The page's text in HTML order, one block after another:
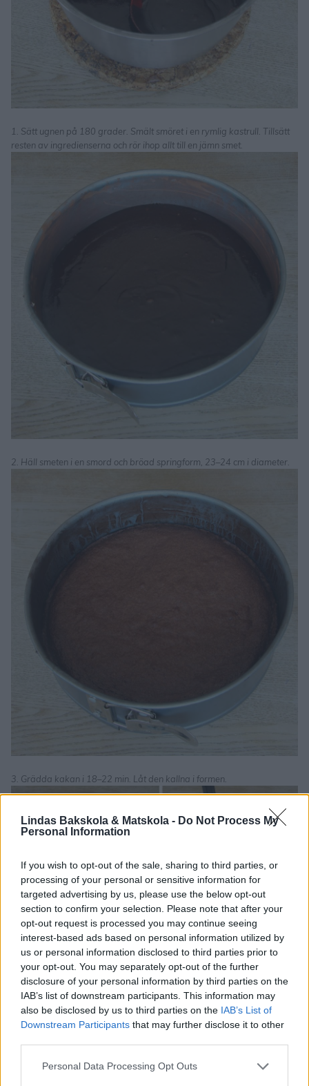
Lindas Bakskola & Matskola - Do Not Process My
Personal Information
If you wish to opt-out of the sale, sharing to third parties, or
processing of your personal or sensitive information for
targeted advertising by us, please use the below opt-out
section to confirm your selection. Please note that after your
opt-out request is processed you may continue seeing
interest-based ads based on personal information utilized by
us or personal information disclosed to third parties prior to
your opt-out. You may separately opt-out of the further
disclosure of your personal information by third parties on the
IAB’s list of downstream participants. This information may
also be disclosed by us to third parties on the IAB’s List of
Downstream Participants that may further disclose it to other
Personal Data Processing Opt Outs
1. Sätt ugnen på 180 grader. Smält smöret i en rymlig kastrull. Tillsätt
resten av ingredienserna och rör ihop allt till en jämn smet.
2. Häll smeten i en smord och bröad springform, 23–24 cm i diameter.
3. Grädda kakan i 18–22 min. Låt den kallna i formen.
4. Blanda alla ingredienserna utom smöret, i en kastrull. Koka upp det
och låt det puttra till ca 123 grader. Tag bort kastrullen från värmen
och tillsätt smöret. Blanda till en slät smet.